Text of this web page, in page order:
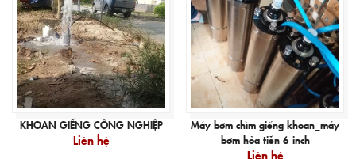
KHOAN GIẾNG CÔNG NGHIỆP
Liên hệ
Máy bơm chìm giếng khoan_máy
bơm hỏa tiễn 6 inch
Liên hệ